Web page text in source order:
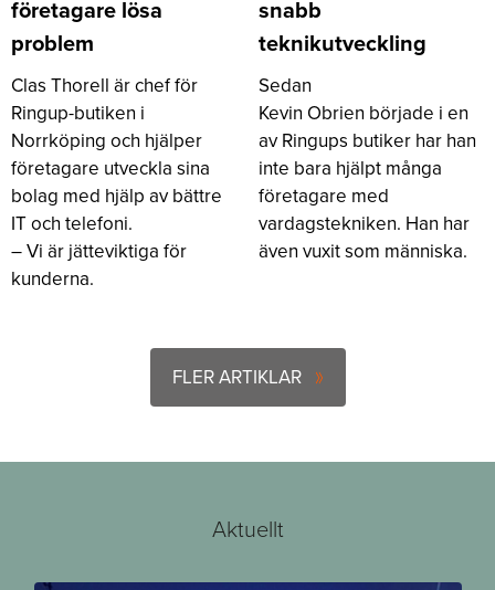
företagare lösa
problem
Clas Thorell är chef för
Ringup-butiken i
Norrköping och hjälper
företagare utveckla sina
bolag med hjälp av bättre
IT och telefoni.
– Vi är jätteviktiga för
kunderna.
snabb
teknikutveckling
Sedan
Kevin Obrien började i en
av Ringups butiker har han
inte bara hjälpt många
företagare med
vardagstekniken. Han har
även vuxit som människa.
FLER ARTIKLAR
Aktuellt